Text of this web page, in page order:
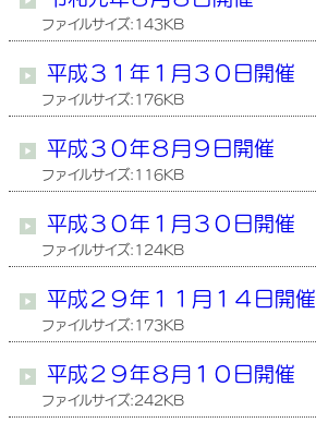
ファイルサイズ:143KB
平成３１年１月３０日開催
ファイルサイズ:176KB
平成３０年８月９日開催
ファイルサイズ:116KB
平成３０年１月３０日開催
ファイルサイズ:124KB
平成２９年１１月１４日開催
ファイルサイズ:173KB
平成２９年８月１０日開催
ファイルサイズ:242KB